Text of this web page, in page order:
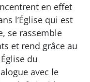
en effet
l’Église qui est
se rassemble
et rend grâce au
du
avec le